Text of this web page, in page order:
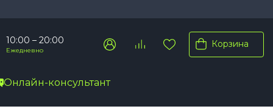
10:00 – 20:00
Ежедневно
Корзина
Онлайн-консультант